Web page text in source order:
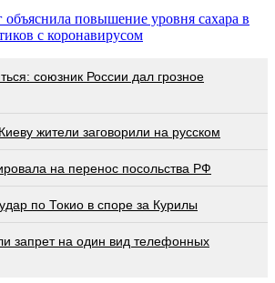
повышение уровня сахара в
c коронавирусом
союзник России дал грозное
жители заговорили на русском
на перенос посольства РФ
по Токио в споре за Курилы
запрет на один вид телефонных